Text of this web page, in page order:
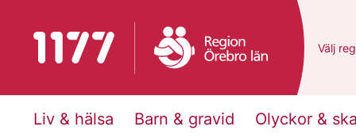
To start page for 1177 Du har
Välj en
Liv & hälsa Barn & gravid Olyckor &